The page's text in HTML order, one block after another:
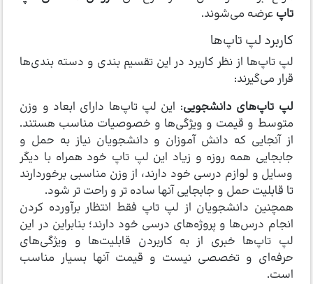
تاپ عرضه می‌شوند.
کاربرد لپ تاپ‌ها
لپ تاپ‌ها از نظر کاربرد در این تقسیم بندی و دسته بندی‌ها
قرار می‌گیرند:
لپ تاپ‌های دانشجویی: این لپ تاپ‌ها دارای ابعاد و وزن
متوسط و قیمت و ویژگی‌ها و خصوصیات مناسب هستند.
از آنجایی که دانش آموزان و دانشجویان نیاز به حمل و
جابجایی همه روزه و زیاد این لپ تاپ‌ خود همراه با دیگر
وسایل و لوازم درسی خود دارند، از وزن مناسبی برخوردارند
تا قابلیت حمل و جابجایی آنها ساده تر و راحت تر شود.
همچنین دانشجویان از لپ تاپ فقط انتظار برآورده کردن
انجام درس‌ها و پروژه‌های درسی خود دارند؛ بنابراین در این
لپ تاپ‌ها خبری از به کاربردن قابلیت‌ها و ویژگی‌های
حرفه‌ای و تخصصی نیست و قیمت آنها بسیار مناسب
است.